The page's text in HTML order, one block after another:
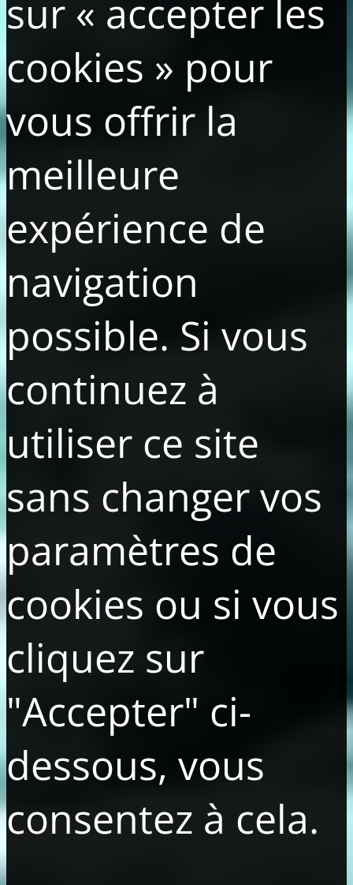
sur « accepter les
cookies » pour
vous offrir la
meilleure
expérience de
navigation
possible. Si vous
continuez à
utiliser ce site
sans changer vos
paramètres de
cookies ou si vous
cliquez sur
"Accepter" ci-
dessous, vous
consentez à cela.